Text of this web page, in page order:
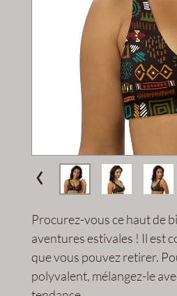
Procurez-vous ce haut de
aventures estivales ! Il est
que vous pouvez retirer.
polyvalent, mélangez-le